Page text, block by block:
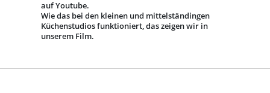
auf Youtube.
Wie das bei den kleinen und mittelständingen
Küchenstudios funktioniert, das zeigen wir in
unserem Film.